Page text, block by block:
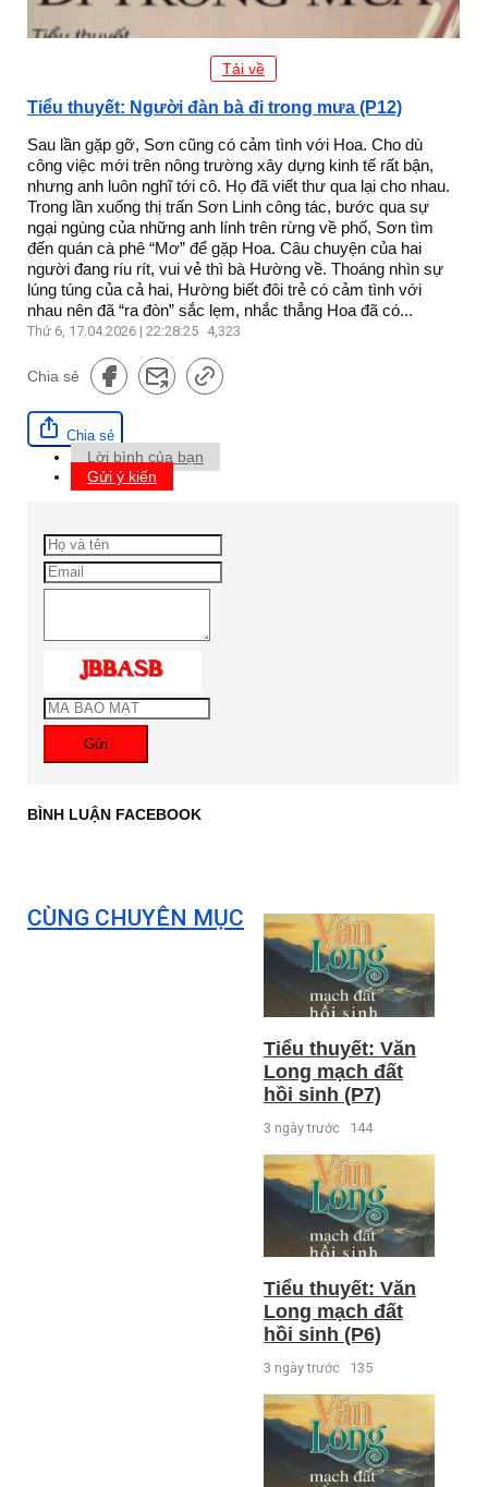
Tải về
Tiểu thuyết: Người đàn bà đi trong mưa (P12)
Sau lần gặp gỡ, Sơn cũng có cảm tình với Hoa. Cho dù
công việc mới trên nông trường xây dựng kinh tế rất bận,
nhưng anh luôn nghĩ tới cô. Họ đã viết thư qua lại cho nhau.
Trong lần xuống thị trấn Sơn Linh công tác, bước qua sự
ngại ngùng của những anh lính trên rừng về phố, Sơn tìm
đến quán cà phê “Mơ” để gặp Hoa. Câu chuyện của hai
người đang ríu rít, vui vẻ thì bà Hường về. Thoáng nhìn sự
lúng túng của cả hai, Hường biết đôi trẻ có cảm tình với
nhau nên đã “ra đòn” sắc lẹm, nhắc thẳng Hoa đã có...
Thứ 6, 17.04.2026 | 22:28:25 4,323
Chia sẻ
Chia sẻ
Lời bình của bạn
Gửi ý kiến
Gửi
BÌNH LUẬN FACEBOOK
CÙNG CHUYÊN MỤC
Tiểu thuyết: Văn
Long mạch đất
hồi sinh (P7)
3 ngày trước 144
Tiểu thuyết: Văn
Long mạch đất
hồi sinh (P6)
3 ngày trước 135